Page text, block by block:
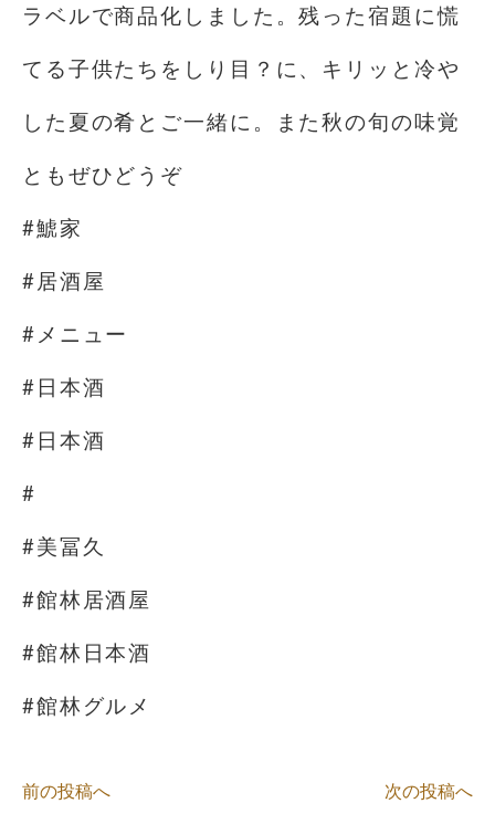
ラベルで商品化しました。残った宿題に慌
てる子供たちをしり目？に、キリッと冷や
した夏の肴とご一緒に。また秋の旬の味覚
ともぜひどうぞ
#鯱家
#居酒屋
#メニュー
#日本酒
#日本酒
#
#美冨久
#館林居酒屋
#館林日本酒
#館林グルメ
前の投稿へ 次の投稿へ